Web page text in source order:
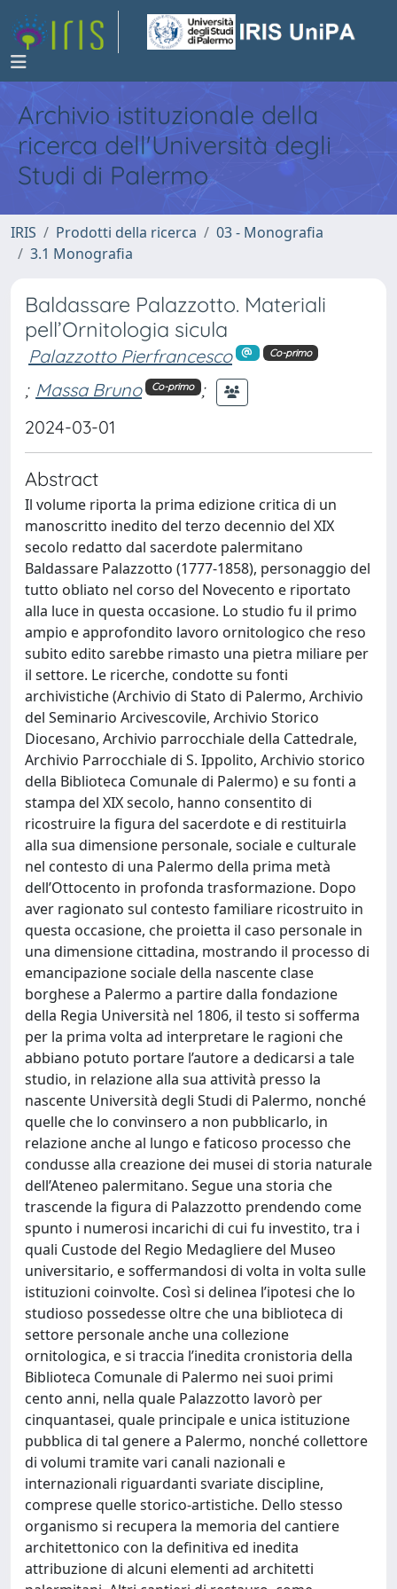
Archivio istituzionale della
ricerca dell'Università degli
Studi di Palermo
IRIS Prodotti della ricerca
03 - Monografia
3.1 Monografia
Baldassare Palazzotto. Materiali
pell’Ornitologia sicula
Palazzotto Pierfrancesco Co-primo
; Massa Bruno Co-primo ;
2024-03-01
Abstract
Il volume riporta la prima edizione critica di un
manoscritto inedito del terzo decennio del XIX
secolo redatto dal sacerdote palermitano
Baldassare Palazzotto (1777-1858), personaggio del
tutto obliato nel corso del Novecento e riportato
alla luce in questa occasione. Lo studio fu il primo
ampio e approfondito lavoro ornitologico che reso
subito edito sarebbe rimasto una pietra miliare per
il settore. Le ricerche, condotte su fonti
archivistiche (Archivio di Stato di Palermo, Archivio
del Seminario Arcivescovile, Archivio Storico
Diocesano, Archivio parrocchiale della Cattedrale,
Archivio Parrocchiale di S. Ippolito, Archivio storico
della Biblioteca Comunale di Palermo) e su fonti a
stampa del XIX secolo, hanno consentito di
ricostruire la figura del sacerdote e di restituirla
alla sua dimensione personale, sociale e culturale
nel contesto di una Palermo della prima metà
dell’Ottocento in profonda trasformazione. Dopo
aver ragionato sul contesto familiare ricostruito in
questa occasione, che proietta il caso personale in
una dimensione cittadina, mostrando il processo di
emancipazione sociale della nascente clase
borghese a Palermo a partire dalla fondazione
della Regia Università nel 1806, il testo si sofferma
per la prima volta ad interpretare le ragioni che
abbiano potuto portare l’autore a dedicarsi a tale
studio, in relazione alla sua attività presso la
nascente Università degli Studi di Palermo, nonché
quelle che lo convinsero a non pubblicarlo, in
relazione anche al lungo e faticoso processo che
condusse alla creazione dei musei di storia naturale
dell’Ateneo palermitano. Segue una storia che
trascende la figura di Palazzotto prendendo come
spunto i numerosi incarichi di cui fu investito, tra i
quali Custode del Regio Medagliere del Museo
universitario, e soffermandosi di volta in volta sulle
istituzioni coinvolte. Così si delinea l’ipotesi che lo
studioso possedesse oltre che una biblioteca di
settore personale anche una collezione
ornitologica, e si traccia l’inedita cronistoria della
Biblioteca Comunale di Palermo nei suoi primi
cento anni, nella quale Palazzotto lavorò per
cinquantasei, quale principale e unica istituzione
pubblica di tal genere a Palermo, nonché collettore
di volumi tramite vari canali nazionali e
internazionali riguardanti svariate discipline,
comprese quelle storico-artistiche. Dello stesso
organismo si recupera la memoria del cantiere
architettonico con la definitiva ed inedita
attribuzione di alcuni elementi ad architetti